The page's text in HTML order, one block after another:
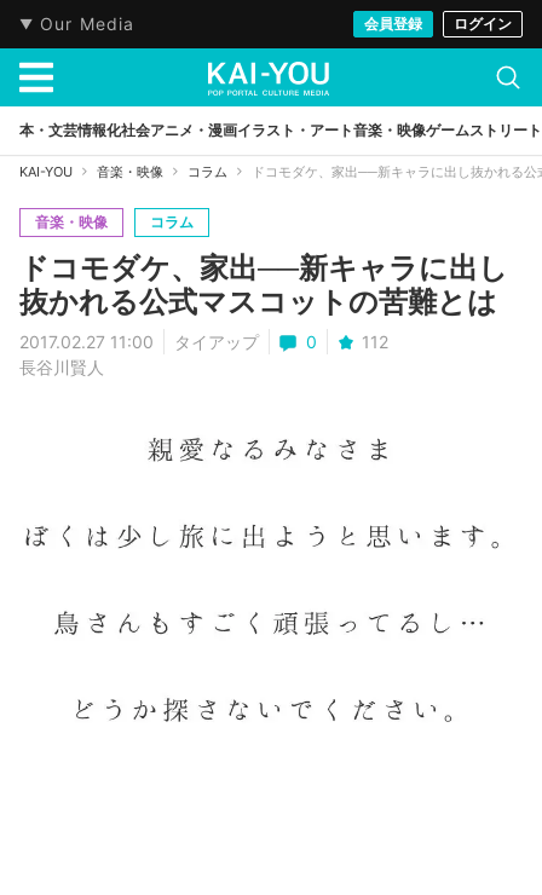
Our Media 会員登録 ログイン
本・文芸情報化社会アニメ・漫画イラスト・アート音楽・映像ゲームストリート
KAI-YOU 音楽・映像 コラム ドコモダケ、家出──新キャラに出し抜かれる
音楽・映像 コラム
ドコモダケ、家出──新キャラに出し
抜かれる公式マスコットの苦難とは
2017.02.27 11:00 タイアップ 0
112
長谷川賢人